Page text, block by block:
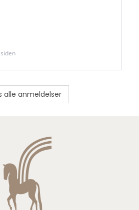
alle anmeldelser